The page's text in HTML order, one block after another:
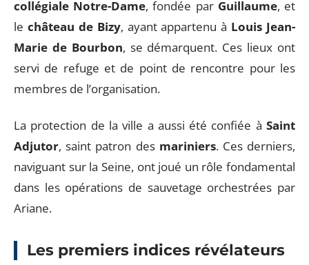
collégiale Notre-Dame, fondée par Guillaume, et
le château de Bizy, ayant appartenu à Louis Jean-
Marie de Bourbon, se démarquent. Ces lieux ont
servi de refuge et de point de rencontre pour les
membres de l’organisation.
La protection de la ville a aussi été confiée à Saint
Adjutor, saint patron des mariniers. Ces derniers,
naviguant sur la Seine, ont joué un rôle fondamental
dans les opérations de sauvetage orchestrées par
Ariane.
Les premiers indices révélateurs